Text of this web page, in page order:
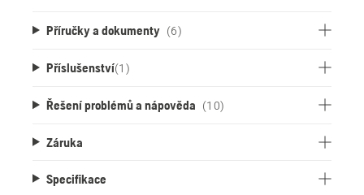
Příručky a dokumenty (6)
Příslušenství(1 )
Řešení problémů a nápověda (10)
Záruka
Specifikace